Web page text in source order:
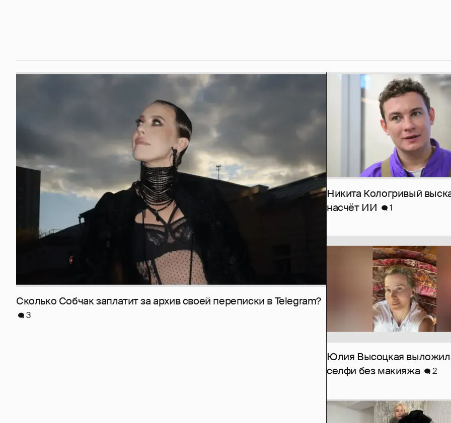
Сколько Собчак заплатит за архив своей перeписки в Telegram?
3
Никита Кологривый
насчёт ИИ
1
Юлия Высоцкая
селфи без макияжа
2